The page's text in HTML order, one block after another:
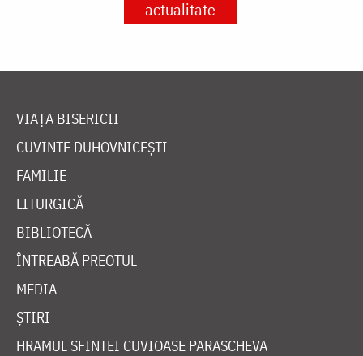
actualitate
VIAȚA BISERICII
CUVINTE DUHOVNICEȘTI
FAMILIE
LITURGICĂ
BIBLIOTECĂ
ÎNTREABĂ PREOTUL
MEDIA
ȘTIRI
HRAMUL SFINTEI CUVIOASE PARASCHEVA